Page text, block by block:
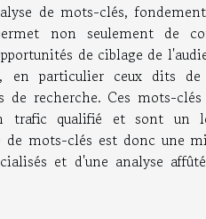
de mots-clés,
non seulement de
de ciblage de
particulier ceux dits de
recherche. Ces mots-clés
trafic qualifié et sont un
mots-clés est donc une
et d'une analyse